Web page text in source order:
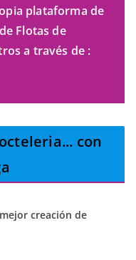
plataforma de
Flotas de
a través de :
... con
creación de